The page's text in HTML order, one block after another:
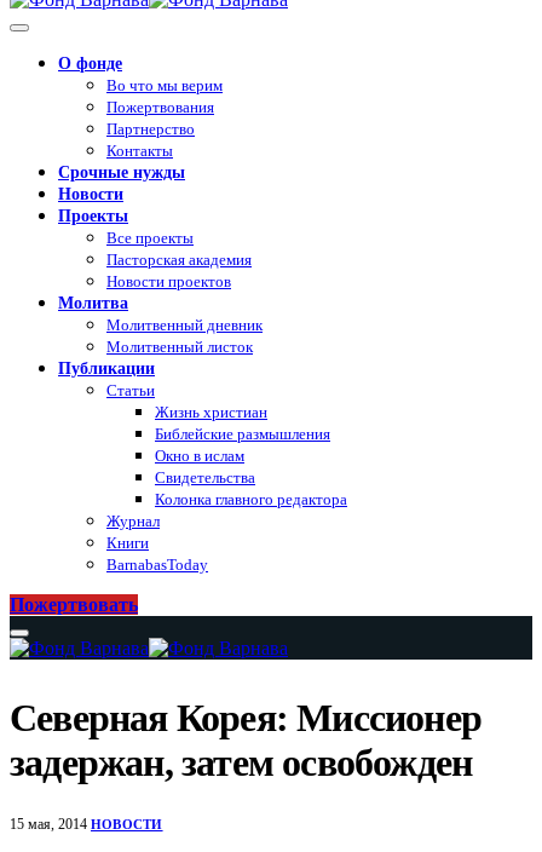
О фонде
Во что мы верим
Пожертвования
Партнерство
Контакты
Срочные нужды
Новости
Проекты
Все проекты
Пасторская академия
Новости проектов
Молитва
Молитвенный дневник
Молитвенный листок
Публикации
Статьи
Жизнь христиан
Библейские размышления
Окно в ислам
Свидетельства
Колонка главного редактора
Журнал
Книги
BarnabasToday
Пожертвовать
Северная Корея: Миссионер
задержан, затем освобожден
15 мая, 2014 НОВОСТИ